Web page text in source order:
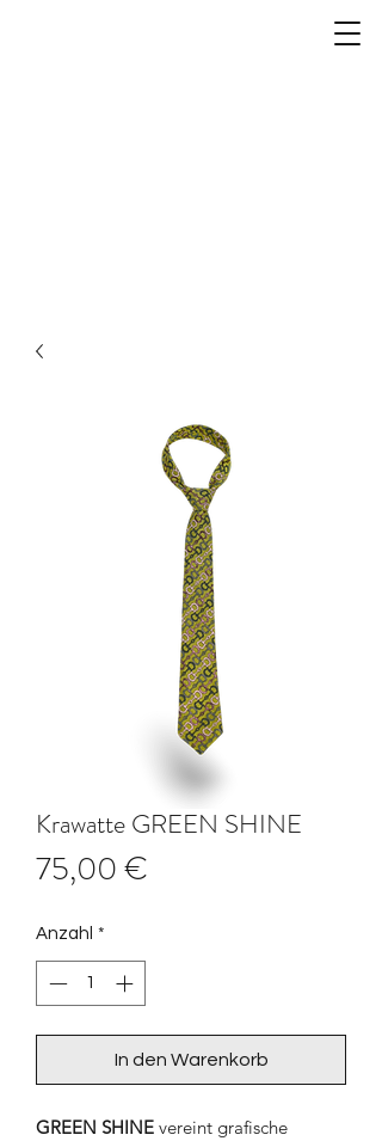
Krawatte GREEN SHINE
75,00 €
Anzahl *
In den Warenkorb
GREEN SHINE vereint grafische